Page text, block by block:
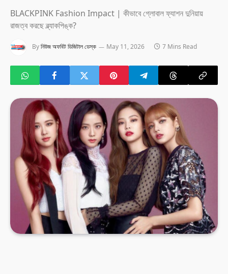
BLACKPINK Fashion Impact | কীভাবে গ্লোবাল ফ্যাশন দুনিয়ায়
রাজত্ব করছে ব্ল্যাকপিঙ্ক?
Byনিউজ অফবিট ডিজিটাল ডেস্ক May 11, 2026 7 Mins Read